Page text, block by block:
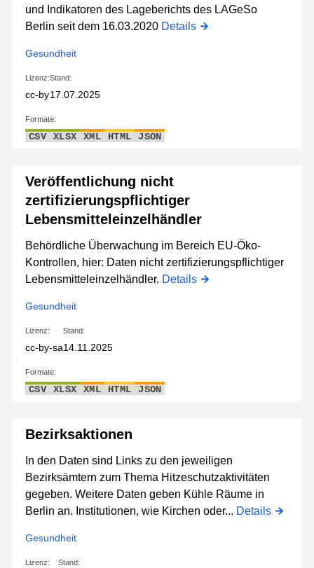
und Indikatoren des Lageberichts des LAGeSo
Berlin seit dem 16.03.2020 Details
Gesundheit
Lizenz:
cc-by
Stand:
17.07.2025
Formate:
CSV XLSX XML HTML JSON
Veröffentlichung nicht
zertifizierungspflichtiger
Lebensmitteleinzelhändler
Behördliche Überwachung im Bereich EU-Öko-
Kontrollen, hier: Daten nicht zertifizierungspflichtiger
Lebensmitteleinzelhändler. Details
Gesundheit
Lizenz:
cc-by-sa
Stand:
14.11.2025
Formate:
CSV XLSX XML HTML JSON
Bezirksaktionen
In den Daten sind Links zu den jeweiligen
Bezirksämtern zum Thema Hitzeschutzaktivitäten
gegeben. Weitere Daten geben Kühle Räume in
Berlin an. Institutionen, wie Kirchen oder... Details
Gesundheit
Lizenz: Stand: